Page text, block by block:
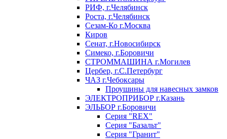
РИФ, г.Челябинск
Роста, г.Челябинск
Сезам-Ко г.Москва
Киров
Сенат, г.Новосибирск
Симеко, г.Боровичи
СТРОММАШИНА г.Могилев
Цербер, г.С.Петербург
ЧАЗ г.Чебоксары
Проушины для навесных замков
ЭЛЕКТРОПРИБОР г.Казань
ЭЛЬБОР г.Боровичи
Серия "REX"
Серия "Базальт"
Серия "Гранит"